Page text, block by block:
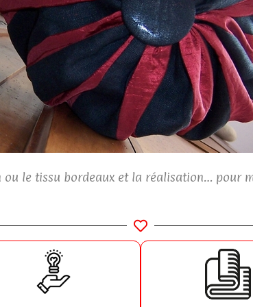
le tissu bordeaux et la réalisation… pour